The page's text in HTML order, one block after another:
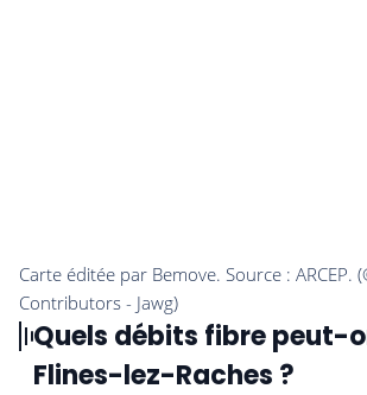
Quels débits fibre peut-
Flines-lez-Raches ?